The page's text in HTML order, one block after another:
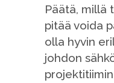
Päätä, millä
pitää voida
olla hyvin
johdon